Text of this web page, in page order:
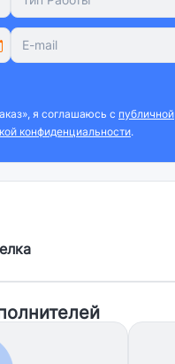
я соглашаюсь с публичной
конфиденциальности.